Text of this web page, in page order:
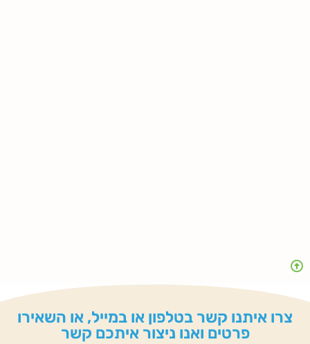
צרו איתנו קשר בטלפון או במייל, או השאירו
פרטים ואנו ניצור איתכם קשר